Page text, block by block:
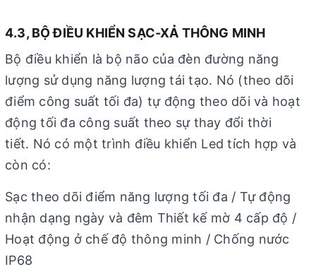
4.3, BỘ ĐIỀU KHIỂN SẠC-XẢ THÔNG MINH
Bộ điều khiển là bộ não của đèn đường năng
lượng sử dụng năng lượng tái tạo. Nó (theo dõi
điểm công suất tối đa) tự động theo dõi và hoạt
động tối đa công suất theo sự thay đổi thời
tiết. Nó có một trình điều khiển Led tích hợp và
còn có:
Sạc theo dõi điểm năng lượng tối đa / Tự động
nhận dạng ngày và đêm Thiết kế mờ 4 cấp độ /
Hoạt động ở chế độ thông minh / Chống nước
IP68